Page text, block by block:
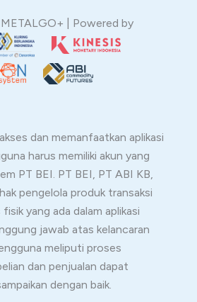
| Powered by
dan memanfaatkan aplikasi
harus memiliki akun yang
PT BEI. PT BEI, PT ABI KB,
pengelola produk transaksi
yang ada dalam aplikasi
jawab atas kelancaran
meliputi proses
dan penjualan dapat
dengan baik.